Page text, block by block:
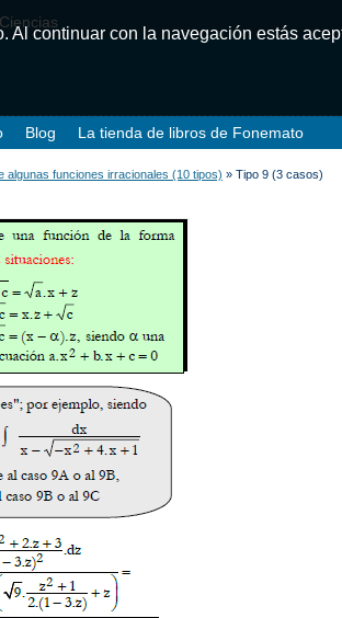
Blog La tienda de libros de Fonemato
algunas funciones irracionales (10 tipos) » Tipo 9 (3 casos)
continuar con la navegación estás